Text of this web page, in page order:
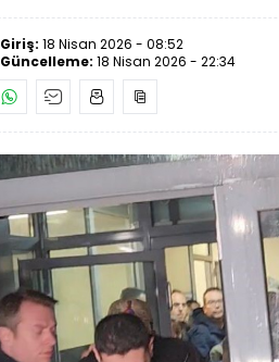
Giriş: 18 Nisan 2026 - 08:52
Güncelleme: 18 Nisan 2026 - 22:34